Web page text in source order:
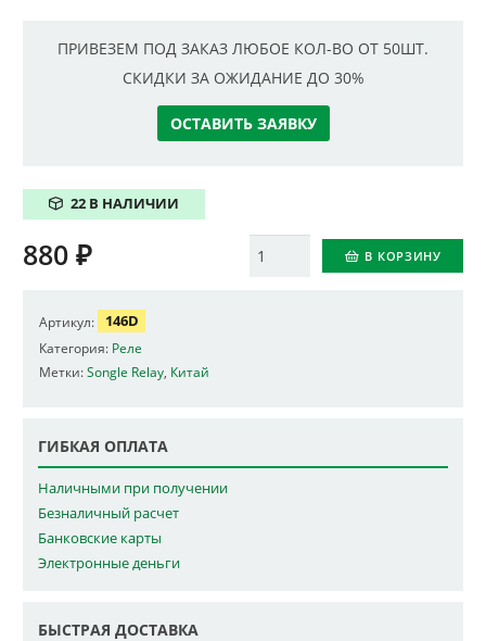
ПРИВЕЗЕМ ПОД ЗАКАЗ ЛЮБОЕ КОЛ-ВО ОТ 50ШТ.
СКИДКИ ЗА ОЖИДАНИЕ ДО 30%
ОСТАВИТЬ ЗАЯВКУ
22 В НАЛИЧИИ
Количество В КОРЗИНУ
880 ₽
Артикул: 146D
Категория: Реле
Метки:Songle Relay Китай
ГИБКАЯ ОПЛАТА
Наличными при получении
Безналичный расчет
Банковские карты
Электронные деньги
БЫСТРАЯ ДОСТАВКА